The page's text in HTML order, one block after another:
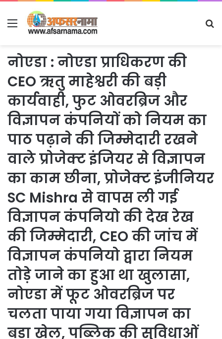
Menu
नोएडा : नोएडा प्राधिकरण की
CEO ऋतु माहेश्वरी की बड़ी
कार्यवाही, फुट ओवरब्रिज और
विज्ञापन कंपनियों को नियम का
पाठ पढ़ाने की जिम्मेदारी रखने
वाले प्रोजेक्ट इंजियर से विज्ञापन
का काम छीना, प्रोजेक्ट इंजीनियर
SC Mishra से वापस ली गई
विज्ञापन कंपनियो की देख रेख
की जिम्मेदारी, CEO की जांच में
विज्ञापन कंपनियो द्वारा नियम
तोड़े जाने का हुआ था खुलासा,
नोएडा में फूट ओवरब्रिज पर
चलता पाया गया विज्ञापन का
बड़ा खेल, पब्लिक की सुविधाओं